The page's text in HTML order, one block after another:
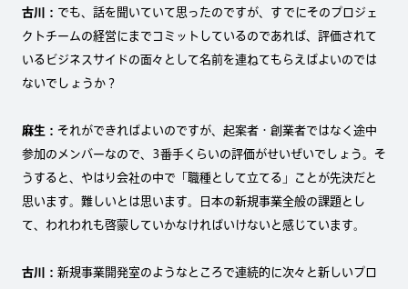
古川： でも、話を聞いていて思ったのですが、すでにそのプロジェ
クトチームの経営にまでコミットしているのであれば、評価されて
いるビジネスサイドの面々として名前を連ねてもらえばよいのでは
ないでしょうか？
麻生： それができればよいのですが、起案者・創業者ではなく途中
参加のメンバーなので、3番手くらいの評価がせいぜいでしょう。そ
うすると、やはり会社の中で「職種として立てる」ことが先決だと
思います。難しいとは思います。日本の新規事業全般の課題とし
て、われわれも啓蒙していかなければいけないと感じています。
古川： 新規事業開発室のようなところで連続的に次々と新しいプロ